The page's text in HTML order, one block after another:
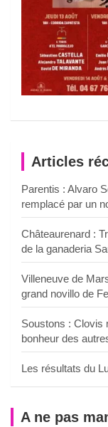
Articles
Parentis : Alvaro
remplacé par un
Châteaurenard :
de la ganaderia
Villeneuve de
grand novillo de
Soustons : Clovis
bonheur des
Les résultats du
A ne pas